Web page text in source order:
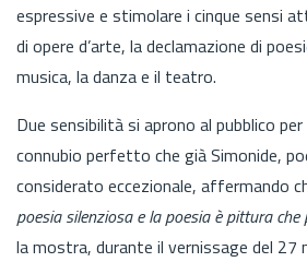
espressive e stimolare i cinque sensi
di opere d’arte, la declamazione di
musica, la danza e il teatro.
Due sensibilità si aprono al pubblico
connubio perfetto che già Simonide,
considerato eccezionale, affermando
poesia silenziosa e la poesia è pittura che
la mostra, durante il vernissage del 27